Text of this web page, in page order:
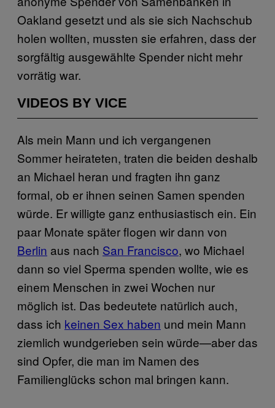
Oakland gesetzt und als sie sich Nachschub
holen wollten, mussten sie erfahren, dass der
sorgfältig ausgewählte Spender nicht mehr
vorrätig war.
VIDEOS BY VICE
Als mein Mann und ich vergangenen
Sommer heirateten, traten die beiden deshalb
an Michael heran und fragten ihn ganz
formal, ob er ihnen seinen Samen spenden
würde. Er willigte ganz enthusiastisch ein. Ein
paar Monate später flogen wir dann von
Berlin aus nach San Francisco, wo Michael
dann so viel Sperma spenden wollte, wie es
einem Menschen in zwei Wochen nur
möglich ist. Das bedeutete natürlich auch,
dass ich keinen Sex haben und mein Mann
ziemlich wundgerieben sein würde—aber das
sind Opfer, die man im Namen des
Familienglücks schon mal bringen kann.